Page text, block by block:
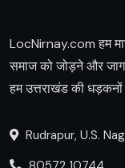
LocNirnay.com हम
समाज को जोड़ने और
हम उत्तराखंड की
Rudrapur, U.S.